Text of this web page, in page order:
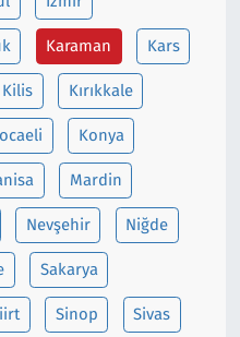
Karaman Kars
Kilis Kırıkkale
Konya
Mardin
Nevşehir Niğde
Sakarya
Sinop Sivas